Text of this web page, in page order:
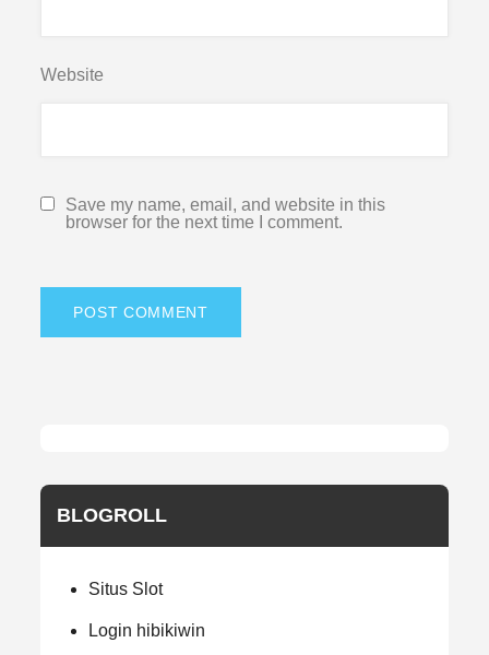
Website
Save my name, email, and website in this
browser for the next time I comment.
BLOGROLL
Situs Slot
Login hibikiwin